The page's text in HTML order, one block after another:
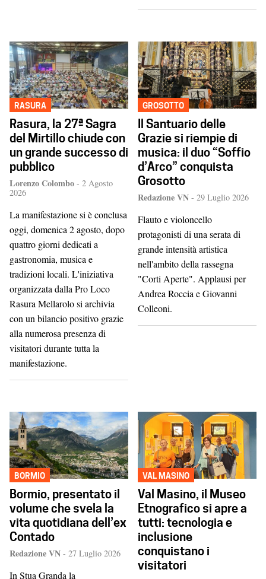
RASURA
Rasura, la 27ª Sagra
del Mirtillo chiude con
un grande successo di
pubblico
Lorenzo Colombo - 2 Agosto
2026
La manifestazione si è conclusa
oggi, domenica 2 agosto, dopo
quattro giorni dedicati a
gastronomia, musica e
tradizioni locali. L'iniziativa
organizzata dalla Pro Loco
Rasura Mellarolo si archivia
con un bilancio positivo grazie
alla numerosa presenza di
visitatori durante tutta la
manifestazione.
GROSOTTO
Il Santuario delle
Grazie si riempie di
musica: il duo “Soffio
d’Arco” conquista
Grosotto
Redazione VN - 29 Luglio 2026
Flauto e violoncello
protagonisti di una serata di
grande intensità artistica
nell'ambito della rassegna
"Corti Aperte". Applausi per
Andrea Roccia e Giovanni
Colleoni.
BORMIO
Bormio, presentato il
volume che svela la
vita quotidiana dell’ex
Contado
Redazione VN - 27 Luglio 2026
In Stua Granda la
VAL MASINO
Val Masino, il Museo
Etnografico si apre a
tutti: tecnologia e
inclusione
conquistano i
visitatori